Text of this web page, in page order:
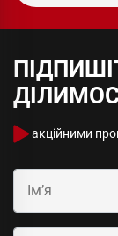
акційними